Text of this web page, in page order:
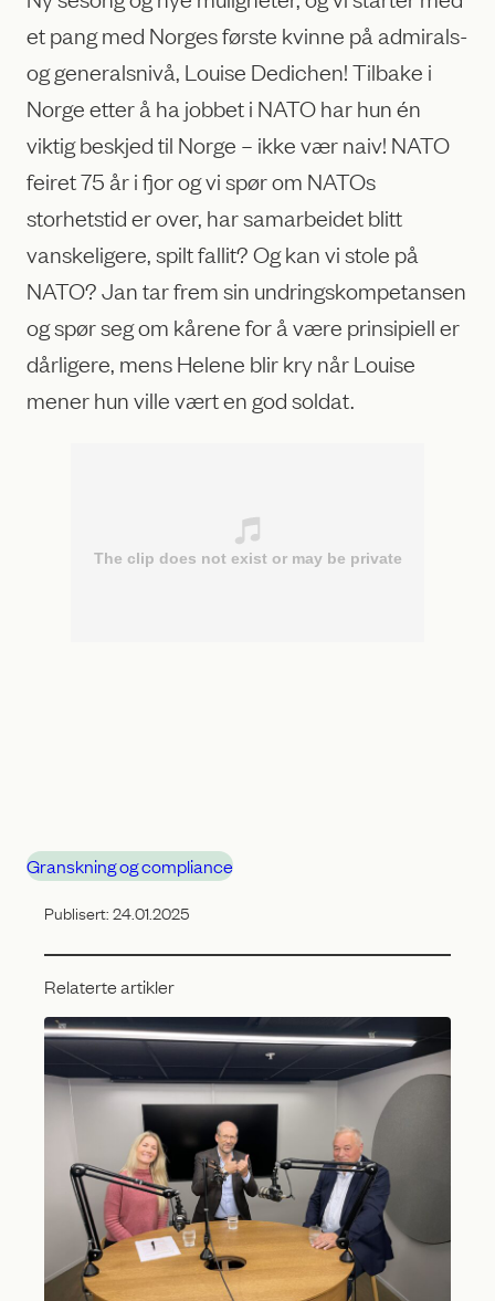
et pang med Norges første kvinne på admirals-
og generalsnivå, Louise Dedichen! Tilbake i
Norge etter å ha jobbet i NATO har hun én
viktig beskjed til Norge – ikke vær naiv! NATO
feiret 75 år i fjor og vi spør om NATOs
storhetstid er over, har samarbeidet blitt
vanskeligere, spilt fallit? Og kan vi stole på
NATO? Jan tar frem sin undringskompetansen
og spør seg om kårene for å være prinsipiell er
dårligere, mens Helene blir kry når Louise
mener hun ville vært en god soldat.
Granskning og compliance
Publisert:24.01.2025
Relaterte artikler